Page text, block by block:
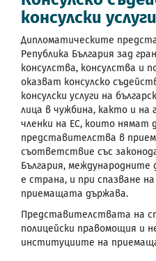
консулски услуги
Дипломатическите
Република България зад
консулства, консулства и
оказват консулско
консулски услуги на
лица в чужбина, както и на
членки на ЕС, които нямат
представителства в
съответствие със
България, международните
е страна, и при спазване
приемащата държава.
Представителствата на
полицейски правомощия и
институциите на